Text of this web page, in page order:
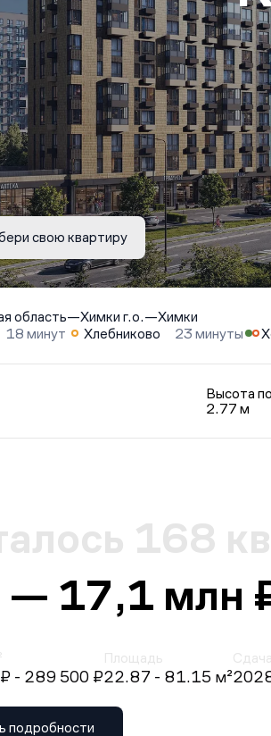
свою квартиру
область—Химки г.о.—Химки
18 минут Хлебниково 23 минуты
Высота
2.77 м
168
— 17,1 млн
- 289 500 ₽
Площадь
22.87 - 81.15 м²
Сдача
подробности